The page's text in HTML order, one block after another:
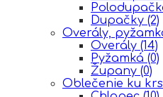
Dupačky (2)
Overály,
Overály (14)
Pyžamká (0)
Župany (0)
Oblečenie ku